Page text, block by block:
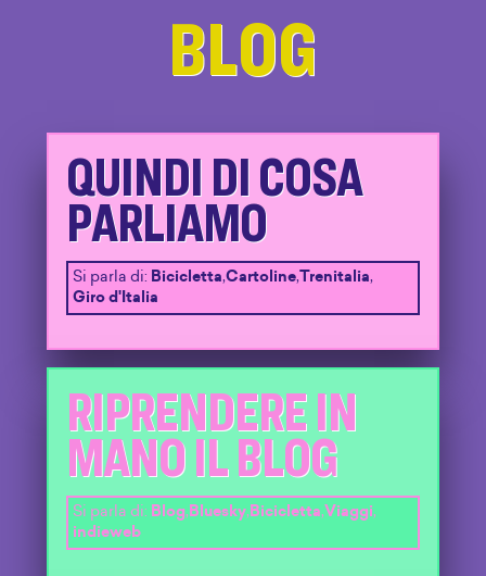
BLOG
QUINDI DI COSA
PARLIAMO
Si parla di: Bicicletta,Cartoline,Trenitalia,
Giro d'Italia
RIPRENDERE IN
MANO IL BLOG
Si parla di: Blog, Bluesky, Bicicletta,Viaggi,
indieweb